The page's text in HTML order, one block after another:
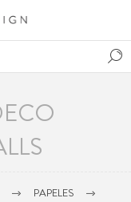
PAPELES